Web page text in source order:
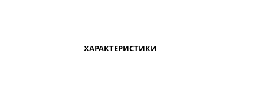
ХАРАКТЕРИСТИКИ